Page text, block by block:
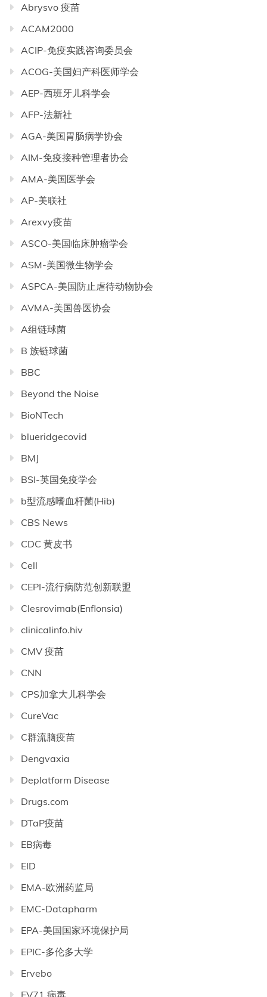
Abrysvo 疫苗
ACAM2000
ACIP-免疫实践咨询委员会
ACOG-美国妇产科医师学会
AEP-西班牙儿科学会
AFP-法新社
AGA-美国胃肠病学协会
AIM-免疫接种管理者协会
AMA-美国医学会
AP-美联社
Arexvy疫苗
ASCO-美国临床肿瘤学会
ASM-美国微生物学会
ASPCA-美国防止虐待动物协会
AVMA-美国兽医协会
A组链球菌
B 族链球菌
BBC
Beyond the Noise
BioNTech
blueridgecovid
BMJ
BSI-英国免疫学会
b型流感嗜血杆菌(Hib)
CBS News
CDC 黄皮书
Cell
CEPI-流行病防范创新联盟
Clesrovimab(Enflonsia)
clinicalinfo.hiv
CMV 疫苗
CNN
CPS加拿大儿科学会
CureVac
C群流脑疫苗
Dengvaxia
Deplatform Disease
Drugs.com
DTaP疫苗
EB病毒
EID
EMA-欧洲药监局
EMC-Datapharm
EPA-美国国家环境保护局
EPIC-多伦多大学
Ervebo